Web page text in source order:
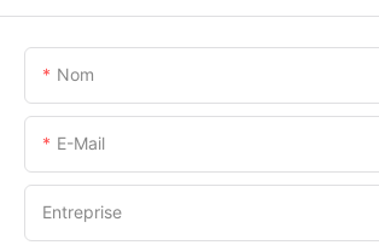
Nom
E-Mail
Entreprise